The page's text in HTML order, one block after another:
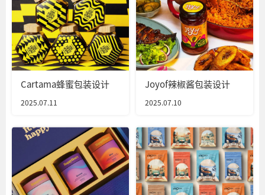
Cartama蜂蜜包装设计
2025.07.11
Joyof辣椒酱包装设计
2025.07.10